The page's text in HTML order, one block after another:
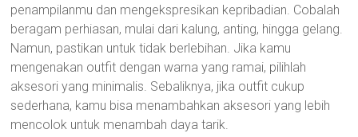
penampilanmu dan mengekspresikan kepribadian. Cobalah
beragam perhiasan, mulai dari kalung, anting, hingga gelang.
Namun, pastikan untuk tidak berlebihan. Jika kamu
mengenakan outfit dengan warna yang ramai, pilihlah
aksesori yang minimalis. Sebaliknya, jika outfit cukup
sederhana, kamu bisa menambahkan aksesori yang lebih
mencolok untuk menambah daya tarik.